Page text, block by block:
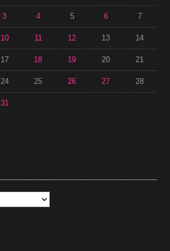
3 4 5 6 7
10 11 12 13 14
17 18 19 20 21
24 25 26 27 28
31